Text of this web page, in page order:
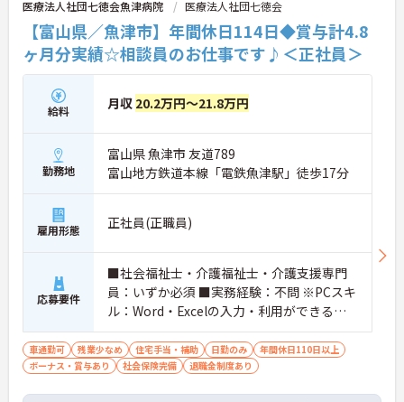
医療法人社団七徳会魚津病院 医療法人社団七徳会
【富山県／魚津市】年間休日114日◆賞与計4.8
ヶ月分実績☆相談員のお仕事です♪＜正社員＞
給料 月収 20.2万円～21.8万円
勤務地
富山県 魚津市 友道789
富山地方鉄道本線「電鉄魚津駅」徒歩17分
雇用形態 正社員(正職員)
応募要件
■社会福祉士・介護福祉士・介護支援専門
員：いずか必須 ■実務経験：不問 ※PCスキ
ル：Word・Excelの入力・利用ができるこ
と
車通勤可 残業少なめ 住宅手当・補助 日勤のみ
年間休日110日以上
ボーナス・賞与あり
社会保険完備 退職金制度あり